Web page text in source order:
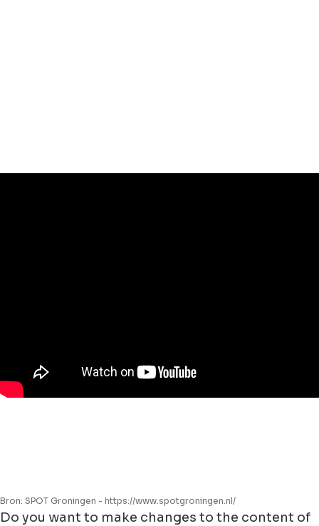
Bron: SPOT Groningen - https://www.spotgroningen.nl/
Do you want to make changes to the content of